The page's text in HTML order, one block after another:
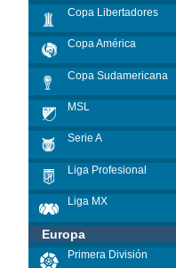
Copa Libertadores
Copa América
Copa Sudamericana
MSL
Serie A
Liga Profesional
Liga MX
Europa
Primera División